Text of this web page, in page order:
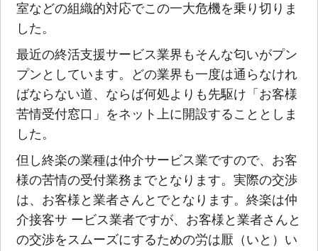
室などの組織的対応でこの一大危機を乗り切りま
した。
最近の終活支援サービス業界もそんな匂いがプン
プンとしています。どの業界も一度は通らなけれ
ばならない道、ならば何処よりも先駆け「お客様
苦情受付窓口」をネット上に開設することとしま
した。
但し終楽の業種は仲介サービス業ですので、お客
様の苦情の受付業務までとなります。実際の交渉
は、お客様と業者さんとでとなります。終楽は仲
介接客サ ービス業者ですが、お客様と業者さんと
の交渉をスムーズにするための労は厭（いと）い